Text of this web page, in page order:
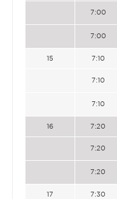
7:00
7:00
15 7:10
7:10
7:10
16 7:20
7:20
7:20
17 7:30